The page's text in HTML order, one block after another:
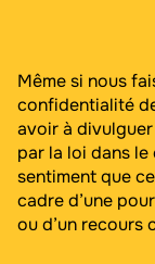
Même si nous
confidentialité
avoir à
par la loi dans
sentiment que
cadre d’une
ou d’un recours